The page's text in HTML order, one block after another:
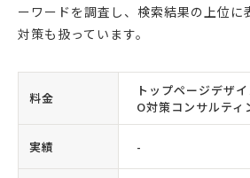
ーワードを調査し、検索結果の上位に
対策も扱っています。
料金
トップページデザ
O対策コンサルティ
実績 -